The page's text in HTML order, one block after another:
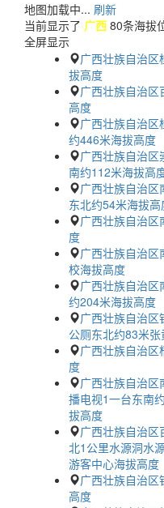
地图加载中... 刷新
当前显示了 广西 80条海拔
全屏显示
广西壮族自治
拔高度
广西壮族自治
高度
广西壮族自治
约446米海拔高度
广西壮族自治区
南约112米海拔高
广西壮族自治
东北约54米海拔高
广西壮族自治
度
广西壮族自治
校海拔高度
广西壮族自治
约204米海拔高度
广西壮族自治区
公厕东北约83米
广西壮族自治
度
广西壮族自治
播电视1一台东南
拔高度
广西壮族自治区
北1公里水源洞水
游客中心海拔高度
广西壮族自治
高度